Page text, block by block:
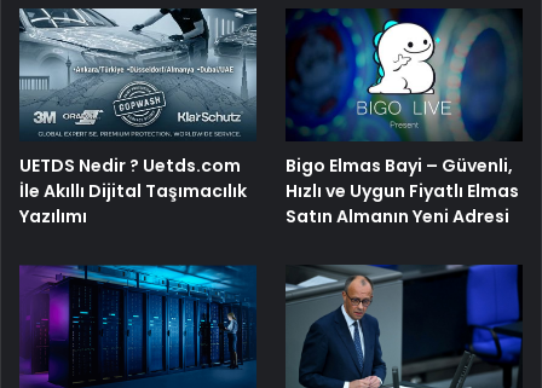
UETDS Nedir ? Uetds.com
İle Akıllı Dijital Taşımacılık
Yazılımı
Bigo Elmas Bayi – Güvenli,
Hızlı ve Uygun Fiyatlı Elmas
Satın Almanın Yeni Adresi